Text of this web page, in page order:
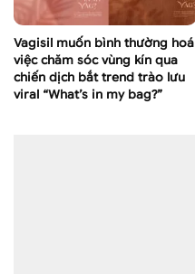
Vagisil muốn bình thường hoá
việc chăm sóc vùng kín qua
chiến dịch bắt trend trào lưu
viral “What’s in my bag?”